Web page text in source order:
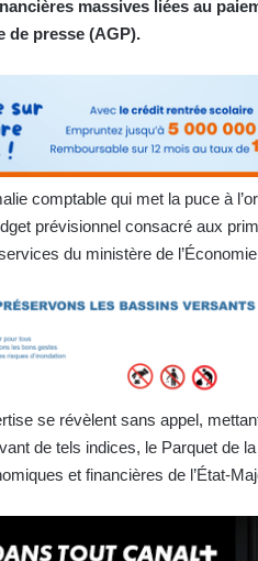
massives liées au
de presse (AGP).
comptable qui met la puce à
prévisionnel consacré aux
du ministère de
se révèlent sans appel,
de tels indices, le Parquet de
et financières de l’État-